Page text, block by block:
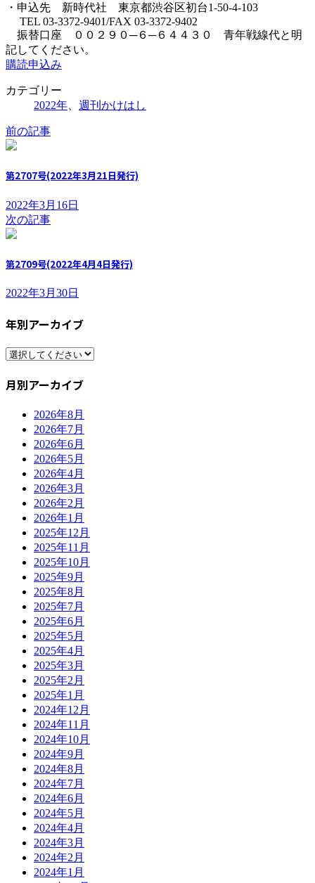
・申込先 新時代社 東京都渋谷区初台1-50-4-103
TEL 03-3372-9401/FAX 03-3372-9402
振替口座 ００２９０─６─６４４３０ 青年戦線代と明
記してください。
購読申込み
カテゴリー
2022年
週刊かけはし
前の記事
第2707号(2022年3月21日発行)
2022年3月16日
次の記事
第2709号(2022年4月4日発行)
2022年3月30日
年別アーカイブ
月別アーカイブ
2026年8月
2026年7月
2026年6月
2026年5月
2026年4月
2026年3月
2026年2月
2026年1月
2025年12月
2025年11月
2025年10月
2025年9月
2025年8月
2025年7月
2025年6月
2025年5月
2025年4月
2025年3月
2025年2月
2025年1月
2024年12月
2024年11月
2024年10月
2024年9月
2024年8月
2024年7月
2024年6月
2024年5月
2024年4月
2024年3月
2024年2月
2024年1月